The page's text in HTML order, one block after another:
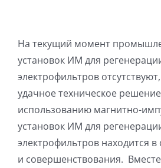
На текущий момент
установок ИМ для
электрофильтров
удачное техническое
использованию магнитно-
установок ИМ для
электрофильтров находится в
и совершенствования.